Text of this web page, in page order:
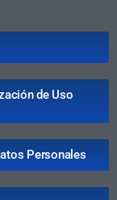
de Uso
Personales